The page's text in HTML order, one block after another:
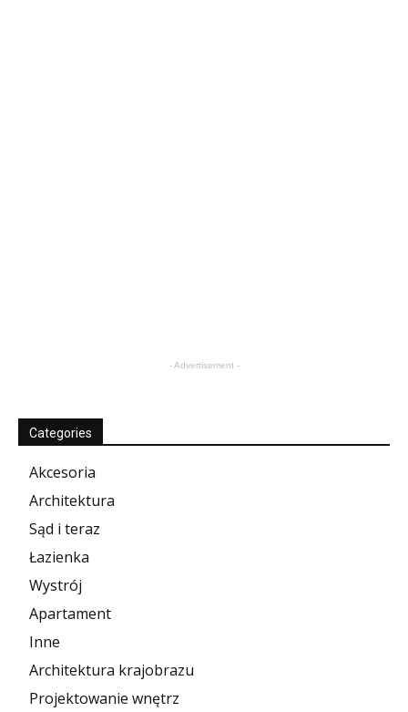
- Advertisement -
Categories
Akcesoria
Architektura
Sąd i teraz
Łazienka
Wystrój
Apartament
Inne
Architektura krajobrazu
Projektowanie wnętrz